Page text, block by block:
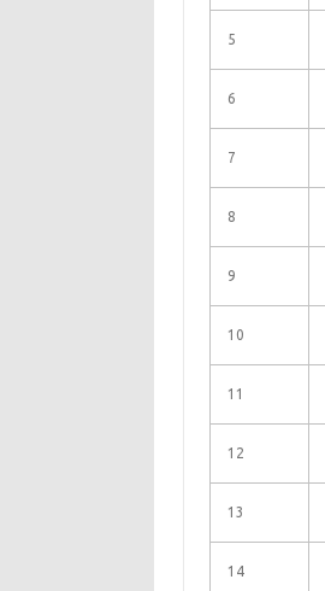
5
6
7
8
9
10
11
12
13
14